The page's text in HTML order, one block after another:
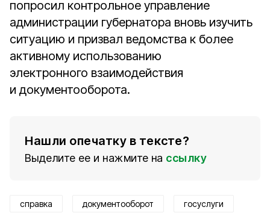
попросил контрольное управление
администрации губернатора вновь изучить
ситуацию и призвал ведомства к более
активному использованию
электронного взаимодействия
и документооборота.
Нашли опечатку в тексте?
Выделите ее и нажмите на ссылку
справка документооборот госуслуги